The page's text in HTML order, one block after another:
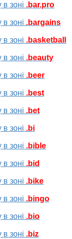
зоні .bar.pro
зоні .bargains
зоні .basketball
зоні .beauty
зоні .beer
зоні .best
зоні .bet
зоні .bi
зоні .bible
зоні .bid
зоні .bike
зоні .bingo
зоні .bio
зоні .biz